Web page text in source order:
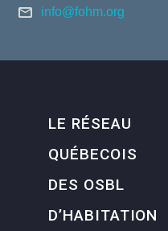
info@fohm.org
LE RÉSEAU
QUÉBECOIS
DES OSBL
D’HABITATION